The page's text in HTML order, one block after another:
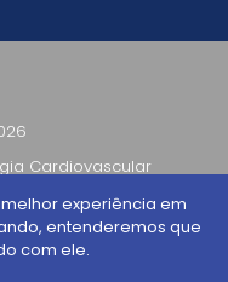
Cardiovascular
71
experiência em
entenderemos que
com ele.